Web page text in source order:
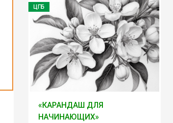
ЦГБ
«КАРАНДАШ ДЛЯ
НАЧИНАЮЩИХ»